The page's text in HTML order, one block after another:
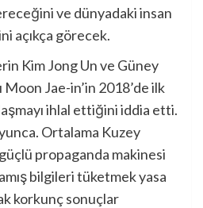
ve dünyadaki insan
açıkça görecek.
Kim Jong Un ve Güney
Jae-in’in 2018’de ilk
ihlal ettiğini iddia etti.
Ortalama Kuzey
propaganda makinesi
bilgileri tüketmek yasa
korkunç sonuçlar